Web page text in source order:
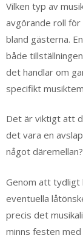
Vilken typ av
avgörande roll för
bland gästerna.
både
det handlar om
specifikt
Det är viktigt att
det vara en
något däremellan?
Genom att tydligt
eventuella
precis det
minns festen